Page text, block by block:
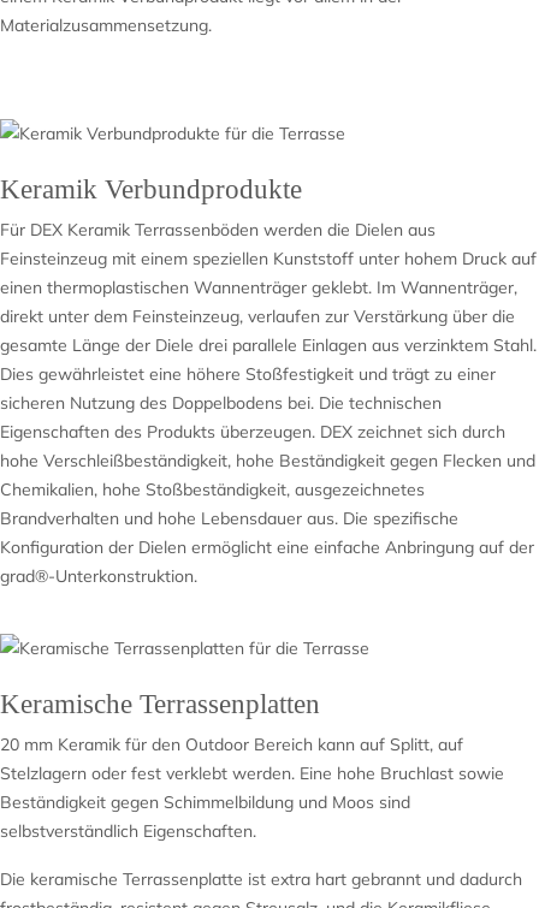
Materialzusammensetzung.
Keramik Verbundprodukte
Für DEX Keramik Terrassenböden werden die Dielen aus
Feinsteinzeug mit einem speziellen Kunststoff unter hohem Druck auf
einen thermoplastischen Wannenträger geklebt. Im Wannenträger,
direkt unter dem Feinsteinzeug, verlaufen zur Verstärkung über die
gesamte Länge der Diele drei parallele Einlagen aus verzinktem Stahl.
Dies gewährleistet eine höhere Stoßfestigkeit und trägt zu einer
sicheren Nutzung des Doppelbodens bei. Die technischen
Eigenschaften des Produkts überzeugen. DEX zeichnet sich durch
hohe Verschleißbeständigkeit, hohe Beständigkeit gegen Flecken und
Chemikalien, hohe Stoßbeständigkeit, ausgezeichnetes
Brandverhalten und hohe Lebensdauer aus. Die spezifische
Konfiguration der Dielen ermöglicht eine einfache Anbringung auf der
grad®-Unterkonstruktion.
Keramische Terrassenplatten
20 mm Keramik für den Outdoor Bereich kann auf Splitt, auf
Stelzlagern oder fest verklebt werden. Eine hohe Bruchlast sowie
Beständigkeit gegen Schimmelbildung und Moos sind
selbstverständlich Eigenschaften.
Die keramische Terrassenplatte ist extra hart gebrannt und dadurch